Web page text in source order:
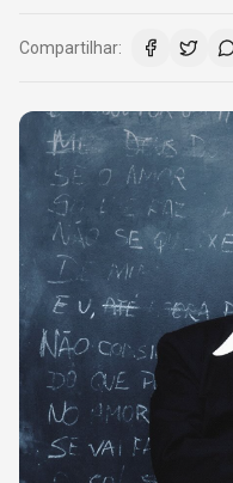
Compartilhar: